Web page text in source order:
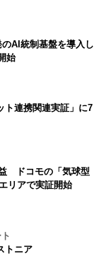
AI統制基盤を導入し
始
ト連携関連実証」に7
ドコモの「気球型
リアで実証開始
トニア